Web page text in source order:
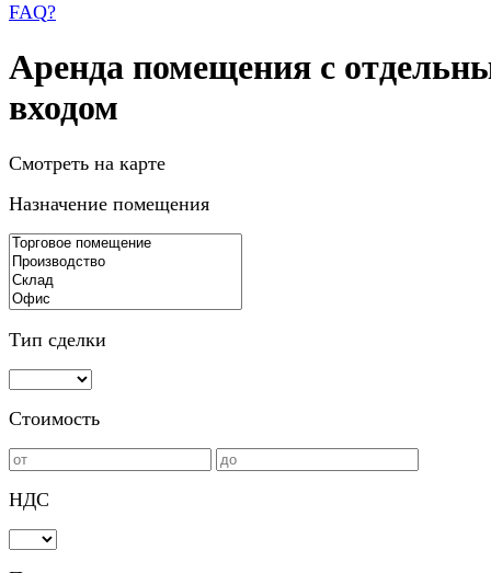
FAQ?
Аренда помещения с
входом
Смотреть на карте
Назначение помещения
Тип сделки
Стоимость
НДС